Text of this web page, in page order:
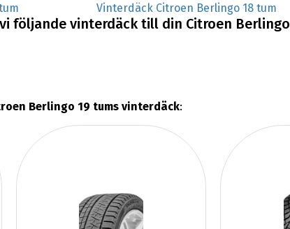
Vinterdäck Citroen Berlingo 18 tum
följande vinterdäck till din Citroen Berlingo
Berlingo 19 tums vinterdäck: